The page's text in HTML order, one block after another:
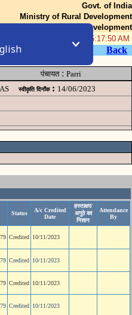
Govt. of India
Ministry of Rural Development
Department of Rural Development
07-Aug-2026 05:17:50 AM
Back
पंचायत: Parri
स्वीकृति दिनॉंक : 14/06/2023
Status
A/c Credited
Date
हस्ताक्षर/
अगुठे का
निशान
Attendance
By
Credited 10/11/2023
Credited 10/11/2023
Credited 10/11/2023
Credited 10/11/2023